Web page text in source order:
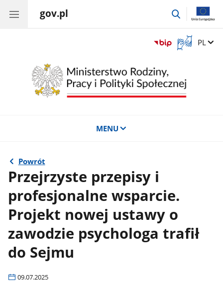
gov.pl
przejdź
Otwórz
okno
języka
migowego
Zmień
PL
MENU
Powrót
Przejrzyste przepisy i
profesjonalne wsparcie.
Projekt nowej ustawy o
zawodzie psychologa trafił
do Sejmu
09.07.2025